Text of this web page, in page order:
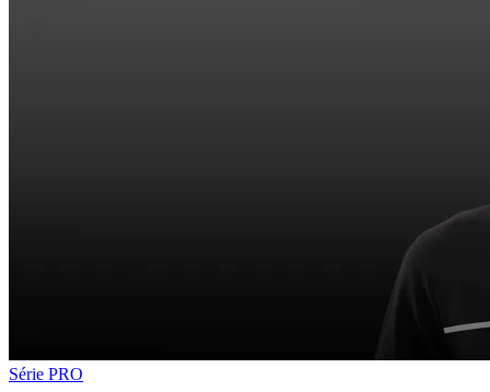
Série PRO